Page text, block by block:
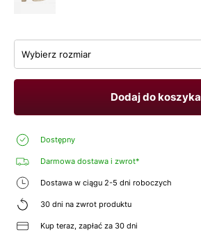
Wybierz rozmiar
Dodaj do koszyka
Dostępny
Darmowa dostawa i zwrot*
Dostawa w ciągu 2-5 dni roboczych
30 dni na zwrot produktu
Kup teraz, zapłać za 30 dni